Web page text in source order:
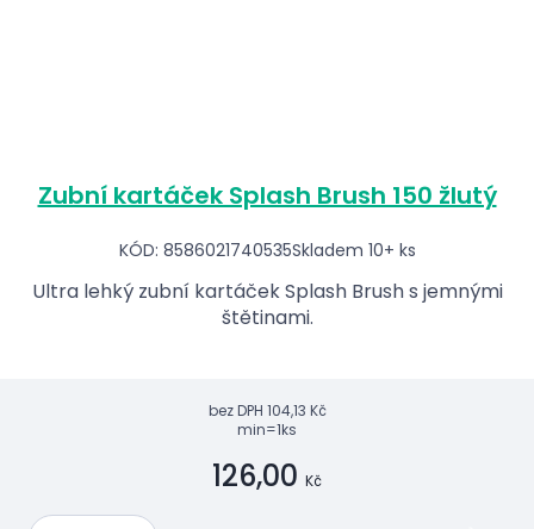
Zubní kartáček Splash Brush 150 žlutý
KÓD: 8586021740535Skladem 10+ ks
Ultra lehký zubní kartáček Splash Brush s jemnými
štětinami.
bez DPH 104,13 Kč
min=1ks
126,00 Kč